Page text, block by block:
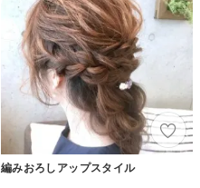
編みおろしアップスタイル